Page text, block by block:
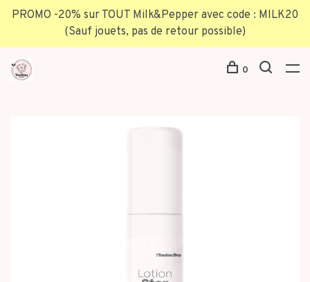
PROMO -20% sur TOUT Milk&Pepper avec code : MILK20
(Sauf jouets, pas de retour possible)
0